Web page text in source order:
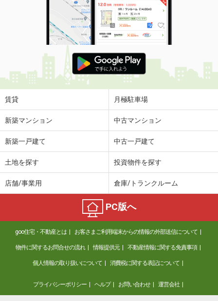
賃貸 月極駐車場
新築マンション 中古マンション
新築一戸建て 中古一戸建て
土地を探す 投資物件を探す
店舗/事業用 倉庫/トランクルーム
PC版へ
goo住宅・不動産とは お客さまご利用端末からの情報の外部送信について
物件に関するお問合せの流れ 情報提供元 不動産情報に関する免責事項
個人情報の取り扱いについて 消費税に関する表記について
プライバシーポリシー ヘルプ お問い合わせ 運営会社